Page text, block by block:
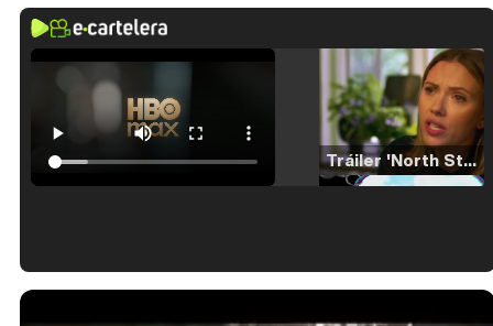
Tráiler 'North Star' (2023)
Tráiler en español de 'La isla olvidada'